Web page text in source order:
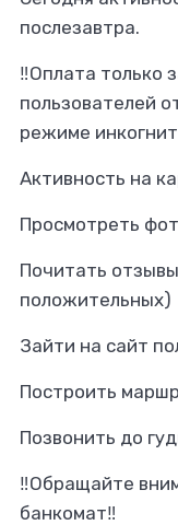
послезавтра.
‼️Оплата только
пользователей
режиме
Активность на
Просмотреть
Почитать
положительных)
Зайти на сайт
Построить
Позвонить до
‼️Обращайте
банкомат‼️